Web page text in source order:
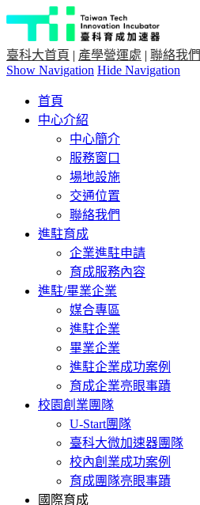
臺科大首頁 | 產學營運處 | 聯絡我們
Show Navigation Hide Navigation
首頁
中心介紹
中心簡介
服務窗口
場地設施
交通位置
聯絡我們
進駐育成
企業進駐申請
育成服務內容
進駐/畢業企業
媒合專區
進駐企業
畢業企業
進駐企業成功案例
育成企業亮眼事蹟
校園創業團隊
U-Start團隊
臺科大微加速器團隊
校內創業成功案例
育成團隊亮眼事蹟
國際育成